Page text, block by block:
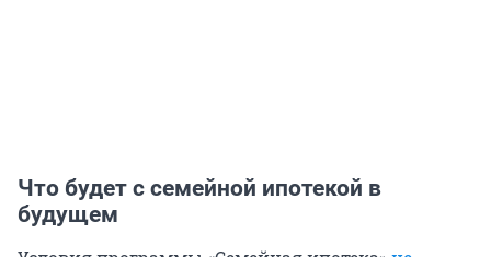
Что будет с семейной ипотекой в
будущем